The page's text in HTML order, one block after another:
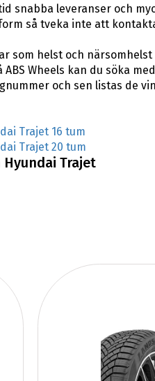
snabba leveranser och
så tveka inte att
helst och närsomhelst
Wheels kan du söka
och sen listas de
Trajet 16 tum
Trajet 20 tum
Trajet